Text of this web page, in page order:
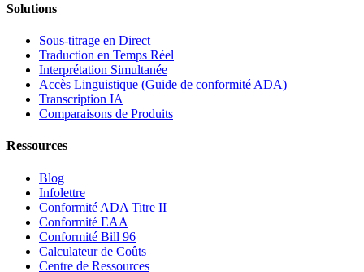
Solutions
Sous-titrage en Direct
Traduction en Temps Réel
Interprétation Simultanée
Accès Linguistique (Guide de conformité ADA)
Transcription IA
Comparaisons de Produits
Ressources
Blog
Infolettre
Conformité ADA Titre II
Conformité EAA
Conformité Bill 96
Calculateur de Coûts
Centre de Ressources